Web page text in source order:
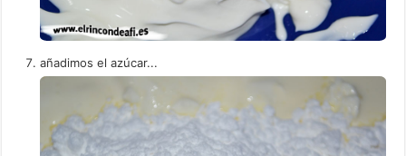
añadimos el azúcar...